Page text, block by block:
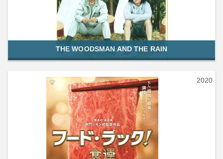
THE WOODSMAN AND THE RAIN
2020